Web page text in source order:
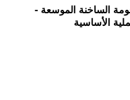
الساخنة الموسعة -
الأساسية